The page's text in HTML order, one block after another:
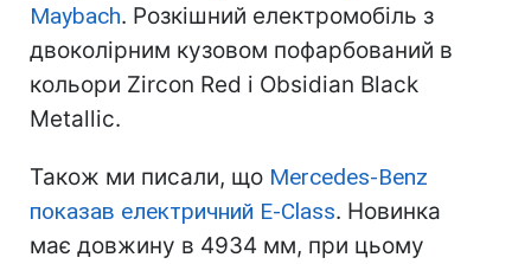
Maybach. Розкішний електромобіль з
двоколірним кузовом пофарбований в
кольори Zircon Red і Obsidian Black
Metallic.
Також ми писали, що Mercedes-Benz
показав електричний E-Class. Новинка
має довжину в 4934 мм, при цьому